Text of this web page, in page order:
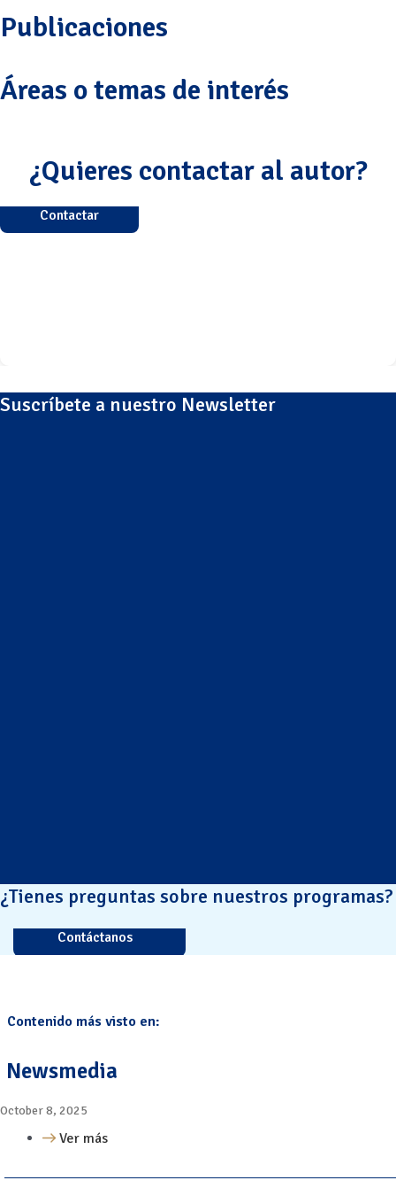
Publicaciones
Áreas o temas de interés
¿Quieres contactar al autor?
Contactar
Suscríbete a nuestro Newsletter
¿Tienes preguntas sobre nuestros programas?
Contáctanos
Contenido más visto en:
Newsmedia
October 8, 2025
Ver más